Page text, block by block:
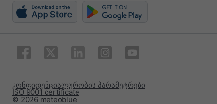
© 2026 meteoblue
ISO 9001 certificate
კონფიდენციალურობის პარამეტრები